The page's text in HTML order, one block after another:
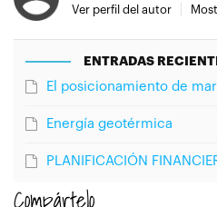
Ver perfil del autor
ENTRADAS
El posicionamiento de
Energía geotérmica
PLANIFICACIÓN
Compártelo